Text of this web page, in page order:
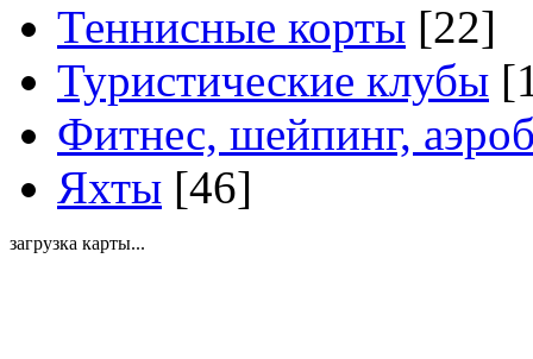
Теннисные корты [22]
Туристические клубы
Фитнес, шейпинг,
Яхты [46]
загрузка карты...